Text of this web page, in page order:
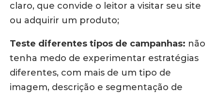
claro, que convide o leitor a visitar seu site
ou adquirir um produto;
Teste diferentes tipos de campanhas: não
tenha medo de experimentar estratégias
diferentes, com mais de um tipo de
imagem, descrição e segmentação de